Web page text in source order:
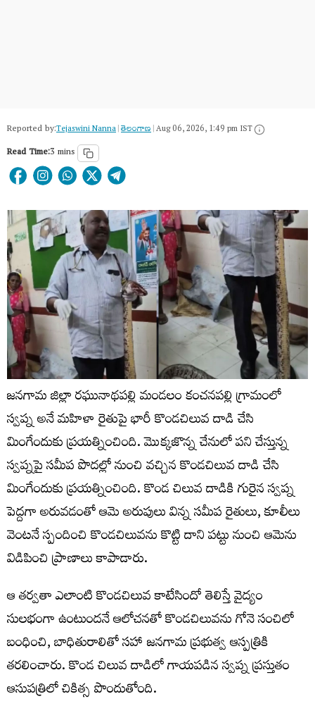
Reported by:Tejaswini Nanna|తెలంగాణ‌|Aug 06, 2026, 1:49 pm IST
Read Time:3 mins
జనగామ జిల్లా రఘునాథపల్లి మండలం కంచనపల్లి గ్రామంలో
స్వప్న అనే మహిళా రైతుపై భారీ కొండచిలువ దాడి చేసి
మింగేందుకు ప్రయత్నించింది. మొక్కజొన్న చేనులో పని చేస్తున్న
స్వప్నపై సమీప పొదల్లో నుంచి వచ్చిన కొండచిలువ దాడి చేసి
మింగేందుకు ప్రయత్నించింది. కొండ చిలువ దాడికి గురైన స్వప్న
పెద్దగా అరువడంతో ఆమె అరుపులు విన్న సమీప రైతులు, కూలీలు
వెంటనే స్పందించి కొండచిలువను కొట్టి దాని పట్టు నుంచి ఆమెను
విడిపించి ప్రాణాలు కాపాడారు.
ఆ తర్వతా ఎలాంటి కొండచిలువ కాటేసిందో తెలిస్తే వైద్యం
సులభంగా ఉంటుందనే ఆలోచనతో కొండచిలువను గోనె సంచిలో
బంధించి, బాధితురాలితో సహా జనగామ ప్రభుత్వ ఆస్పత్రికి
తరలించారు. కొండ చిలువ దాడిలో గాయపడిన స్వప్న ప్రస్తుతం
ఆసుపత్రిలో చికిత్స పొందుతోంది.